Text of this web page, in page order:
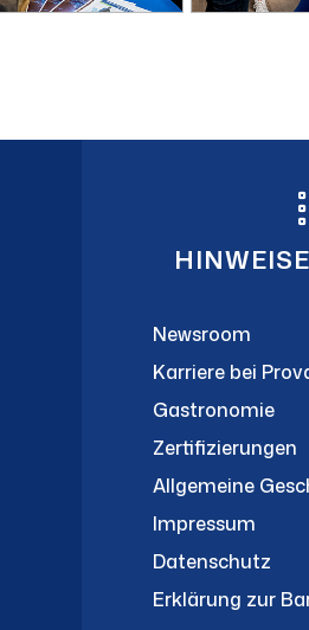
Newsroom
Karriere bei
Gastronomie
Zertifizierungen
Allgemeine
Impressum
Datenschutz
Erklärung zur